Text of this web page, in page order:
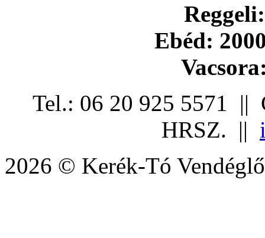
Ebéd:
Tel.: 06 20 925 5571 ||
HRSZ. ||
2026 © Kerék-Tó